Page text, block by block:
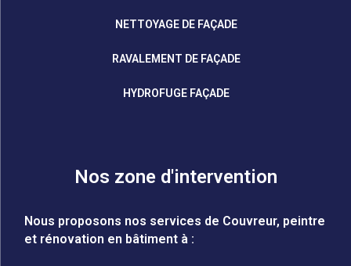
NETTOYAGE DE FAÇADE
RAVALEMENT DE FAÇADE
HYDROFUGE FAÇADE
Nos zone d'intervention
Nous proposons nos services de Couvreur, peintre
et rénovation en bâtiment à :